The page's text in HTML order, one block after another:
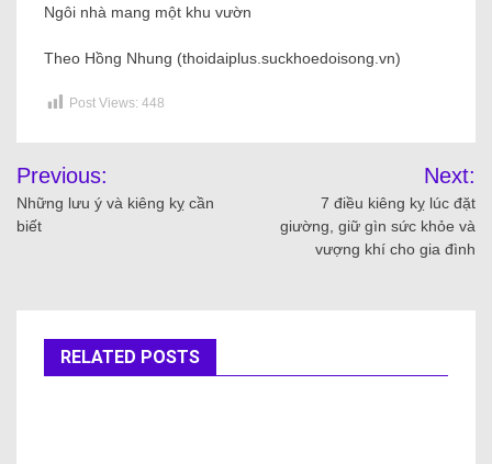
Ngôi nhà mang một khu vườn
Theo Hồng Nhung (thoidaiplus.suckhoedoisong.vn)
Post Views: 448
Previous:
Những lưu ý và kiêng kỵ cần
biết
Next:
7 điều kiêng kỵ lúc đặt
giường, giữ gìn sức khỏe và
vượng khí cho gia đình
RELATED POSTS